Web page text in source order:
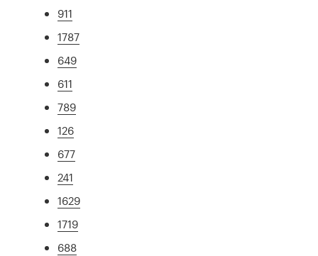
911
1787
649
611
789
126
677
241
1629
1719
688